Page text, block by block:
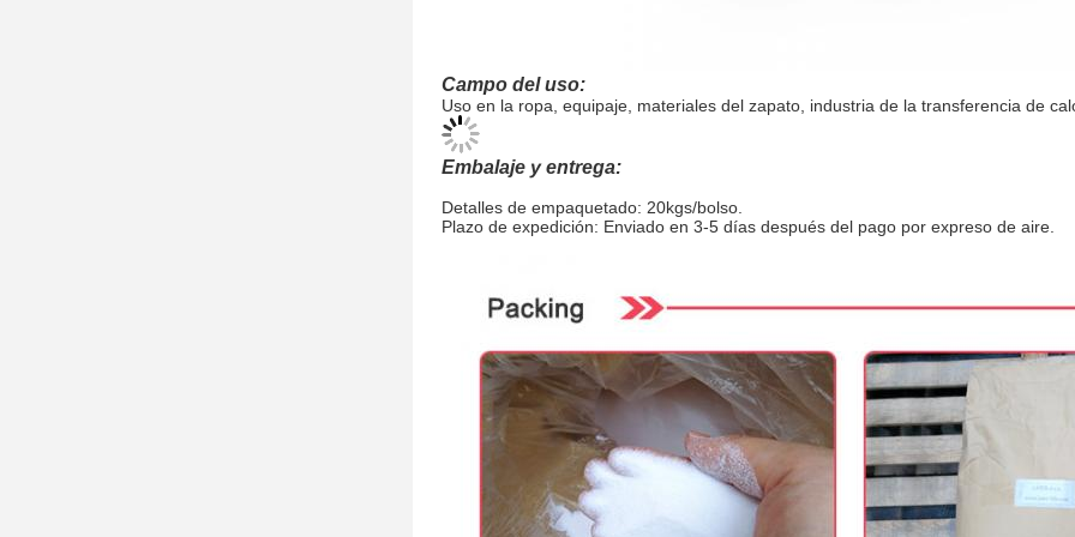
Campo del uso:
Uso en la ropa, equipaje, materiales del zapato, industria de la transferencia de
Embalaje y entrega:
Detalles de empaquetado: 20kgs/bolso.
Plazo de expedición: Enviado en 3-5 días después del pago por expreso de aire.